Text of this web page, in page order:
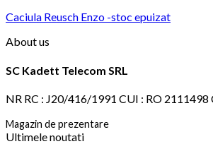
Caciula Reusch Enzo -stoc epuizat
About us
SC Kadett Telecom SRL
NR RC : J20/416/1991 CUI : RO 2111498
Magazin de prezentare
Ultimele noutati